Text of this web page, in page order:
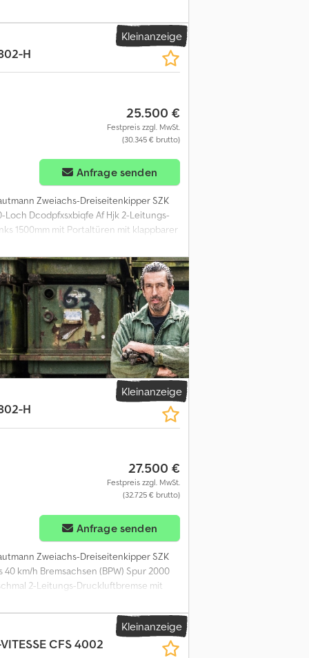
Kleinanzeige
H
25.500 €
Festpreis zzgl. MwSt.
(30.345 € brutto)
Anfrage senden
Zweiachs-Dreiseitenkipper SZK
Loch Dcodpfxsxbiqfe Af Hjk 2-Leitungs-
1500mm mit Portaltüren mit klappbarer
Plane und Spannsystem mit 2
Kleinanzeige
H
27.500 €
Festpreis zzgl. MwSt.
(32.725 € brutto)
Anfrage senden
Zweiachs-Dreiseitenkipper SZK
km/h Bremsachsen (BPW) Spur 2000
schmal 2-Leitungs-Druckluftbremse mit
Portaltüren mit klappbarer Mittel
vorne für Portaltüren links
Mühlendreiecke mit
Kleinanzeige
CFS 4002